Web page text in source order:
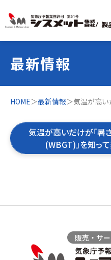
/ 製
最新情報
HOME＞最新情報＞気温が高
気温が高いだけが「暑
(WBGT)」を知っ
製品お役立ち情報
ZEROSAI X-AI
技術提案
販売・サ